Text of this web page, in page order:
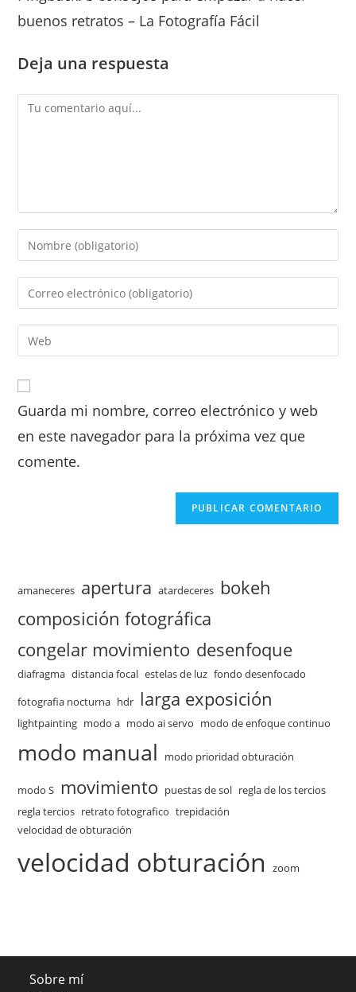
buenos retratos – La Fotografía Fácil
Deja una respuesta
Guarda mi nombre, correo electrónico y web
en este navegador para la próxima vez que
comente.
amaneceres apertura atardeceres bokeh
composición fotográfica
congelar movimiento desenfoque
diafragma distancia focal estelas de luz fondo desenfocado
fotografia nocturna hdr larga exposición
lightpainting modo a modo ai servo modo de enfoque continuo
modo manual modo prioridad obturación
modo S movimiento puestas de sol regla de los tercios
regla tercios retrato fotografico trepidación
velocidad de obturación
velocidad obturación zoom
Sobre mí